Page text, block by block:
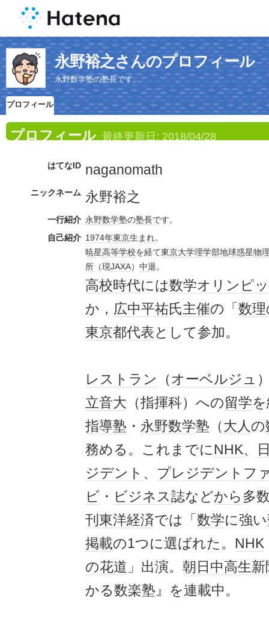
永野裕之さんのプロフィール
永野数学塾の塾長です。
プロフィール
プロフィール 最終更新日: 2018/04/28
はてなID naganomath
ニックネーム 永野裕之
一行紹介 永野数学塾の塾長です。
自己紹介 1974年東京生まれ。
暁星高等学校を経て東京大学理学部地球惑星物
所 （現JAXA） 中退。
高校時代には数学オリンピ
か， 広中平祐氏主催の「 数
東京都代表として参加。
レストラン （オーベルジュ
立音大 （指揮科）への留学
指導塾 ・ 永野数学塾（大人の
務める。これまでにNHK、
ジデント 、 プレジデント フ
ビ ・ ビジネス誌などから 多
刊東洋経済では「 数学に強
掲載の1つに選ばれた。 NHK
の花道 」出演。 朝日 中高生新
かる数楽塾』を連載中。